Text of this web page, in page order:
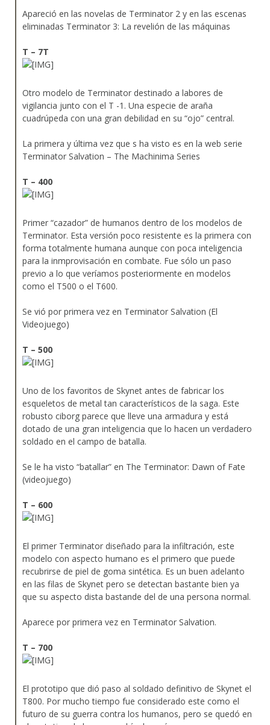
Apareció en las novelas de Terminator 2 y en las escenas
eliminadas Terminator 3: La revelión de las máquinas
T – 7T
Otro modelo de Terminator destinado a labores de
vigilancia junto con el T -1. Una especie de araña
cuadrúpeda con una gran debilidad en su “ojo” central.
La primera y última vez que s ha visto es en la web serie
Terminator Salvation – The Machinima Series
T – 400
Primer “cazador” de humanos dentro de los modelos de
Terminator. Esta versión poco resistente es la primera con
forma totalmente humana aunque con poca inteligencia
para la inmprovisación en combate. Fue sólo un paso
previo a lo que veríamos posteriormente en modelos
como el T500 o el T600.
Se vió por primera vez en Terminator Salvation (El
Videojuego)
T – 500
Uno de los favoritos de Skynet antes de fabricar los
esqueletos de metal tan característicos de la saga. Este
robusto ciborg parece que lleve una armadura y está
dotado de una gran inteligencia que lo hacen un verdadero
soldado en el campo de batalla.
Se le ha visto “batallar” en The Terminator: Dawn of Fate
(videojuego)
T – 600
El primer Terminator diseñado para la infiltración, este
modelo con aspecto humano es el primero que puede
recubrirse de piel de goma sintética. Es un buen adelanto
en las filas de Skynet pero se detectan bastante bien ya
que su aspecto dista bastande del de una persona normal.
Aparece por primera vez en Terminator Salvation.
T – 700
El prototipo que dió paso al soldado definitivo de Skynet el
T800. Por mucho tiempo fue considerado este como el
futuro de su guerra contra los humanos, pero se quedó en